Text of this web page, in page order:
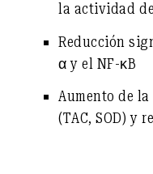
la actividad
Reducción
αyel NF-κB
Aumento de
(TAC, SOD) y